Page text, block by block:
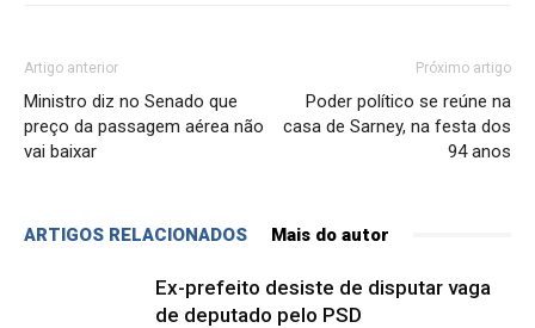
Artigo anterior
Ministro diz no Senado que
preço da passagem aérea não
vai baixar
Próximo artigo
Poder político se reúne na
casa de Sarney, na festa dos
94 anos
ARTIGOS RELACIONADOS Mais do autor
Ex-prefeito desiste de disputar vaga
de deputado pelo PSD